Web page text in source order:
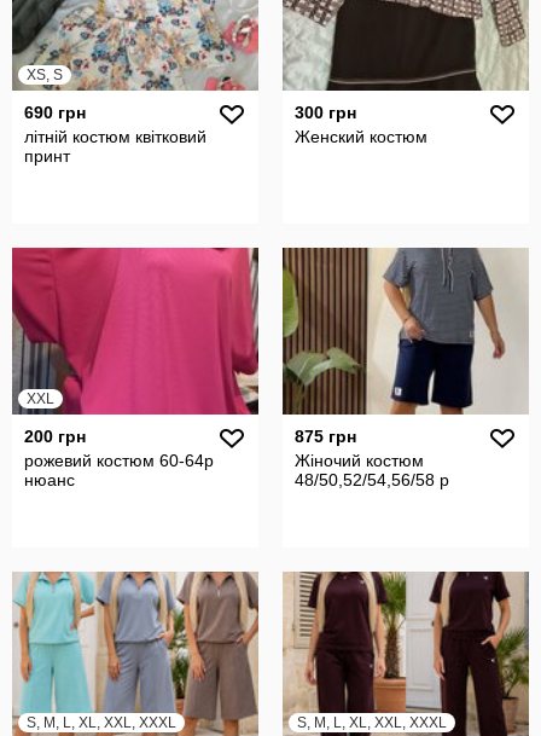
XS, S
690 грн
літній костюм квітковий
принт
300 грн
Женский костюм
XXL
200 грн
рожевий костюм 60-64р
нюанс
875 грн
Жіночий костюм
48/50,52/54,56/58 р
S, M, L, XL, XXL, XXXL S, M, L, XL, XXL, XXXL